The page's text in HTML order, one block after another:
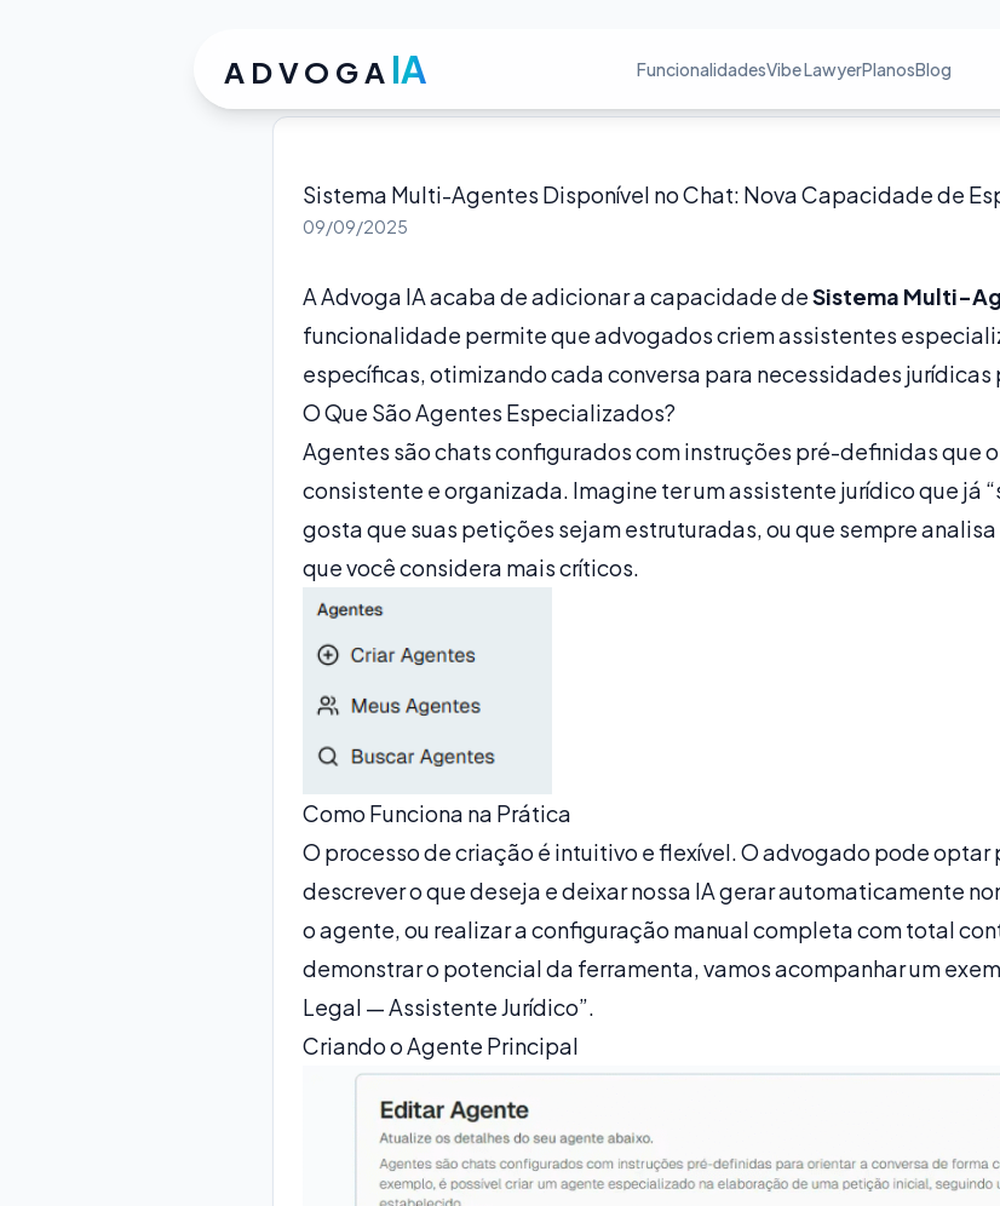
ADVOGA IA FuncionalidadesVibe LawyerPlanosBlog
Sistema Multi-Agentes Disponível no Chat: Nova Capacidade de
09/09/2025
A Advoga IA acaba de adicionar a capacidade deSistema Multi-
funcionalidade permite que advogados criem assistentes
específicas, otimizando cada conversa para necessidades jurídicas
O Que São Agentes Especializados?
Agentes são chats configurados com instruções pré-definidas que
consistente e organizada. Imagine ter um assistente jurídico que já
gosta que suas petições sejam estruturadas, ou que sempre
que você considera mais críticos.
Como Funciona na Prática
O processo de criação é intuitivo e flexível. O advogado pode optar
descrever o que deseja e deixar nossa IA gerar automaticamente
o agente, ou realizar a configuração manual completa com total
demonstrar o potencial da ferramenta, vamos acompanhar um
Legal — Assistente Jurídico”.
Criando o Agente Principal